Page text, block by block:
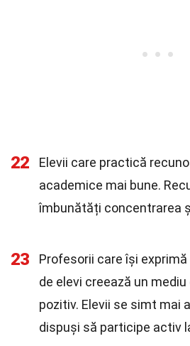
22
Elevii care practică
academice mai bune.
îmbunătăți concentrarea
23
Profesorii care își
de elevi creează un
pozitiv. Elevii se simt mai
dispuși să participe activ